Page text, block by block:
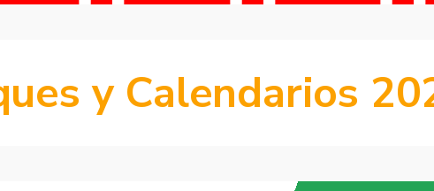
y Calendarios